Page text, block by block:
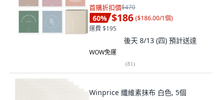
首購折扣價$470
60% $186 ($186.00/1個)
運費 $195
後天 8/13 (四) 預計送達
WOW免運
(81)
Winprice 纖維素抹布 白色, 5個